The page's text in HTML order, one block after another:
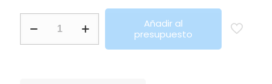
Alexon
Makito
Añadir al
presupuesto